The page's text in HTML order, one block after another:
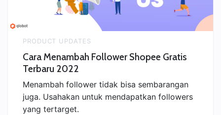
Perpanjang
Lisensi
Qlobot”
PRODUCT UPDATES
Cara Menambah Follower Shopee Gratis
Terbaru 2022
Menambah follower tidak bisa sembarangan
juga. Usahakan untuk mendapatkan followers
yang tertarget.